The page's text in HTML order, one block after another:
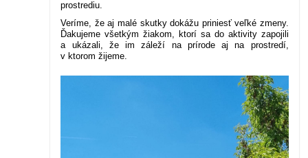
prostrediu.
Veríme, že aj malé skutky dokážu priniesť veľké zmeny.
Ďakujeme všetkým žiakom, ktorí sa do aktivity zapojili
a ukázali, že im záleží na prírode aj na prostredí,
v ktorom žijeme.